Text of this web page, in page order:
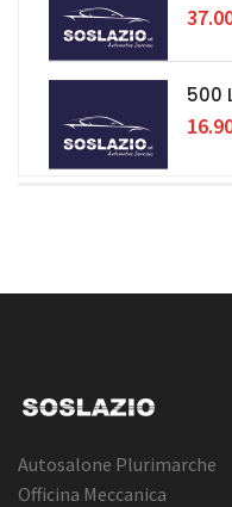
500
Autosalone Plurimarche
Officina Meccanica